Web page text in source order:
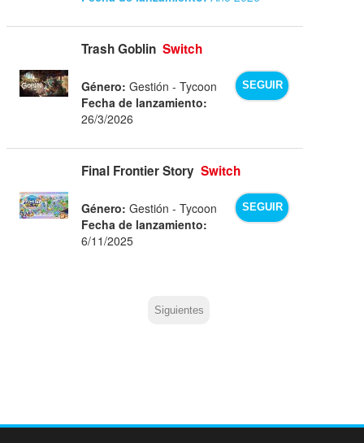
Trash Goblin Switch
SEGUIR
Género: Gestión - Tycoon
Fecha de lanzamiento:
26/3/2026
Final Frontier Story Switch
SEGUIR
Género: Gestión - Tycoon
Fecha de lanzamiento:
6/11/2025
Siguientes